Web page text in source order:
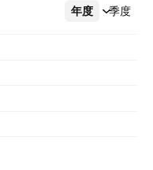
年度 季度
更多